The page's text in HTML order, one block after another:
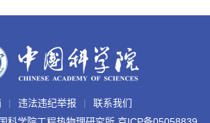
违法违纪举报
联系我们